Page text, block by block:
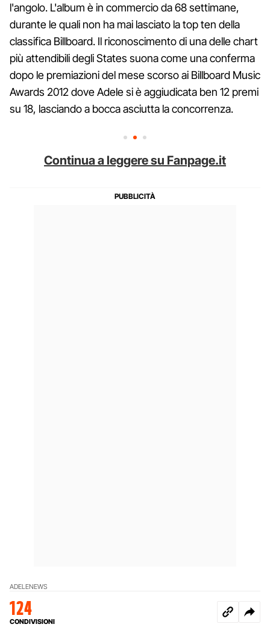
l'angolo. L'album è in commercio da 68 settimane,
durante le quali non ha mai lasciato la top ten della
classifica Billboard. Il riconoscimento di una delle chart
più attendibili degli States suona come una conferma
dopo le premiazioni del mese scorso ai Billboard Music
Awards 2012 dove Adele si è aggiudicata ben 12 premi
su 18, lasciando a bocca asciutta la concorrenza.
Continua a leggere su Fanpage.it
ADELENEWS
124
CONDIVISIONI